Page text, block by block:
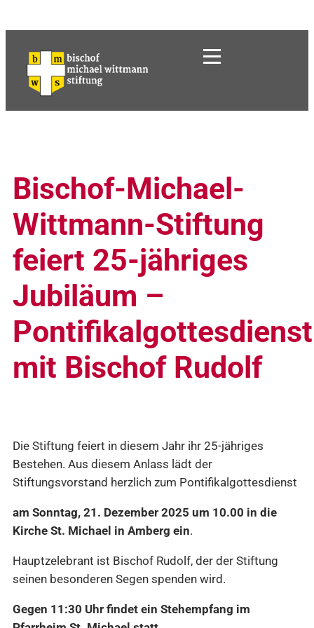
Bischof-Michael-
Wittmann-Stiftung
feiert 25-jähriges
Jubiläum –
Pontifikalgottesdienst
mit Bischof Rudolf
Die Stiftung feiert in diesem Jahr ihr 25-jähriges
Bestehen. Aus diesem Anlass lädt der
Stiftungsvorstand herzlich zum Pontifikalgottesdienst
am Sonntag, 21. Dezember 2025 um 10.00 in die
Kirche St. Michael in Amberg ein.
Hauptzelebrant ist Bischof Rudolf, der der Stiftung
seinen besonderen Segen spenden wird.
Gegen 11:30 Uhr findet ein Stehempfang im